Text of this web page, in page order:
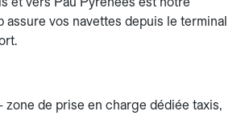
assure vos navettes depuis le terminal
zone de prise en charge dédiée taxis,